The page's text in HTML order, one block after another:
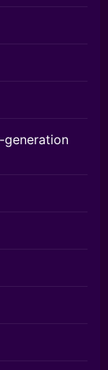
generation